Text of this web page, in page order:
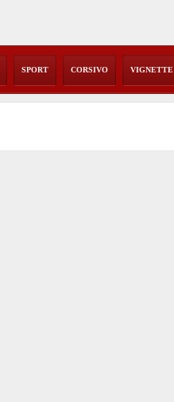
SPORT CORSIVO VIGNETTE